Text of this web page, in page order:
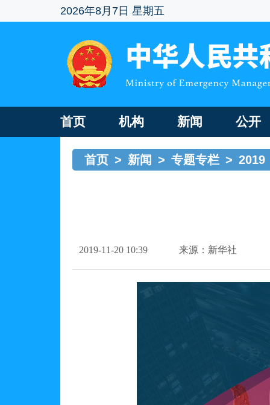
2026年8月7日 星期五
首页 机构 新闻 公开
首页 > 新闻 > 专题专栏 > 2019
2019-11-20 10:39 来源：新华社